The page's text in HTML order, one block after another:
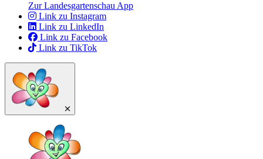
Zur Landesgartenschau App
Link zu Instagram
Link zu LinkedIn
Link zu Facebook
Link zu TikTok